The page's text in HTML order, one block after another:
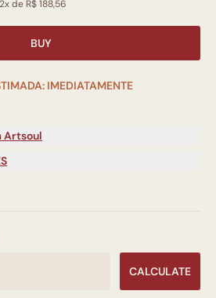
de R$ 188,56
BUY
IMEDIATAMENTE
Artsoul
CALCULATE